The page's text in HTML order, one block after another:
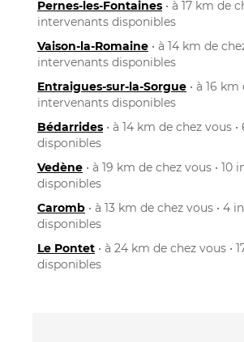
Pernes-les-Fontaines • à 17 km de
intervenants disponibles
Vaison-la-Romaine • à 14 km de
intervenants disponibles
Entraigues-sur-la-Sorgue • à 16
intervenants disponibles
Bédarrides • à 14 km de chez vous
disponibles
Vedène • à 19 km de chez vous • 10
disponibles
Caromb • à 13 km de chez vous • 4
disponibles
Le Pontet • à 24 km de chez vous •
disponibles